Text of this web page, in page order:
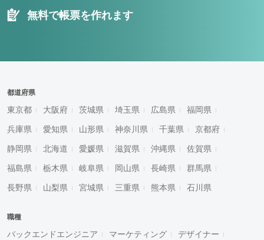
無料で帳票を作れます
都道府県
東京都 大阪府 茨城県 埼玉県 広島県 福岡県
兵庫県 愛知県 山形県 神奈川県 千葉県 京都府
静岡県 北海道 愛媛県 滋賀県 沖縄県 佐賀県
福島県 栃木県 岐阜県 岡山県 長崎県 群馬県
長野県 山梨県 宮城県 三重県 熊本県 石川県
職種
バックエンドエンジニア マーケティング デザイナー